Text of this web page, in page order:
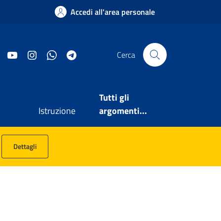
Accedi all'area personale
FacebookYouTube InstagramWhatsApp Cerca
Istruzione
Tutti gli
argomenti...
Dettagli